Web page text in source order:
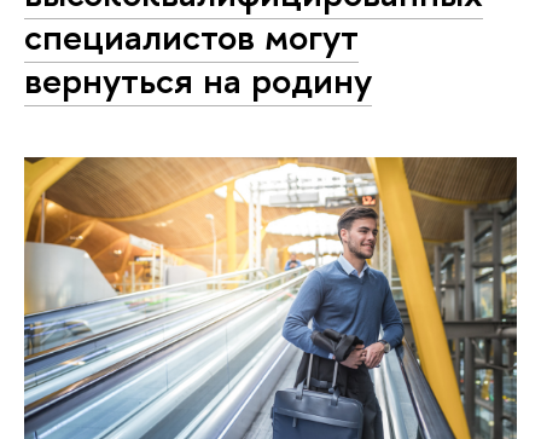
специалистов могут
вернуться на родину